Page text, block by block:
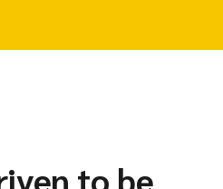
to be